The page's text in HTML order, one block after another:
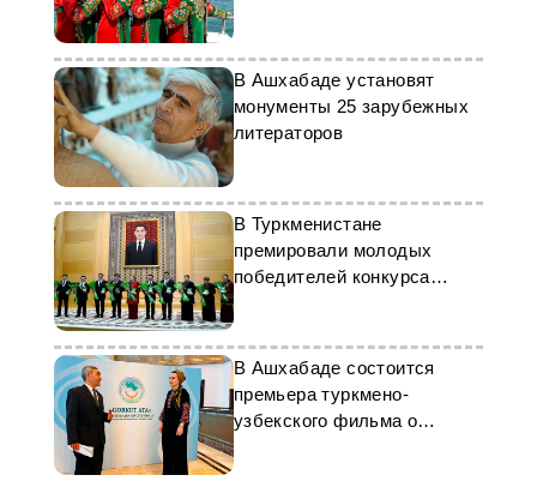
мероприятий в Балканском
велаяте
В Ашхабаде установят
монументы 25 зарубежных
литераторов
В Туркменистане
премировали молодых
победителей конкурса
«Кладезь разума
Махтумкули Фраги»
В Ашхабаде состоится
премьера туркмено-
узбекского фильма о
Махтумкули Фраги